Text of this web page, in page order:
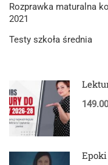
Rozprawka maturalna
2021
Testy szkoła średnia